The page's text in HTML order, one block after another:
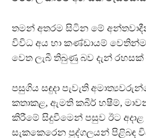
තමන් අතරම සිටින මේ
විවිධ අය හා කණ්ඩායම්
වෙත ලැබී තිබුණු බව දැන්
පසුගිය සඳුදා පැවැති
කතාකළ, ඇමති කබීර් හෂීම්,
කිරීමේ සිදුවීමෙන් පසුව ඊට අදාළ
සැකකෙරෙන පුද්ගලයන් පිළිබඳ